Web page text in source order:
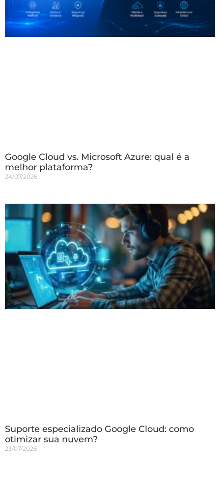
Google Cloud vs. Microsoft Azure: qual é a
melhor plataforma?
24/07/2026
Suporte especializado Google Cloud: como
otimizar sua nuvem?
23/07/2026